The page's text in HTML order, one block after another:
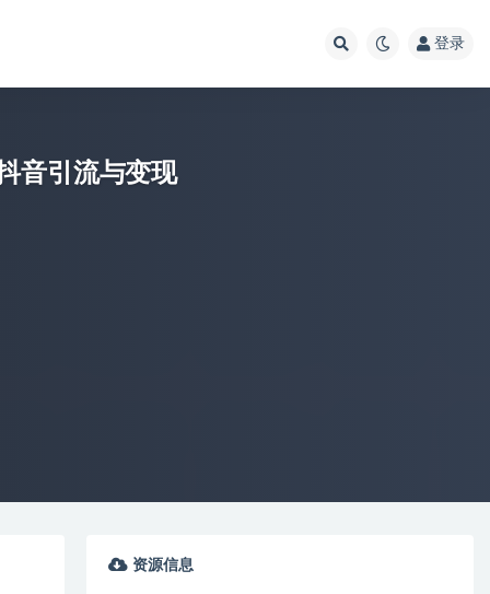
登录
音引流与变现
资源信息